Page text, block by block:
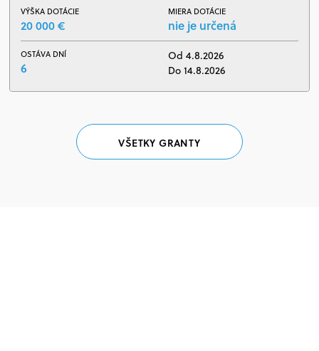
VÝŠKA DOTÁCIE
20 000 €
MIERA DOTÁCIE
nie je určená
OSTÁVA DNÍ
6
Od 4.8.2026
Do 14.8.2026
VŠETKY GRANTY